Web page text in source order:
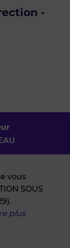
-
vous
SOUS
plus